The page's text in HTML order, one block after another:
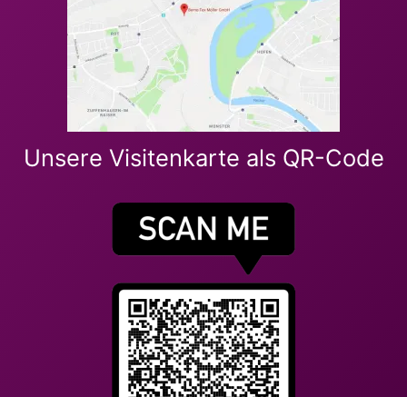
Unsere Visitenkarte als QR-Code